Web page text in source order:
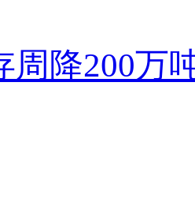
周降200万